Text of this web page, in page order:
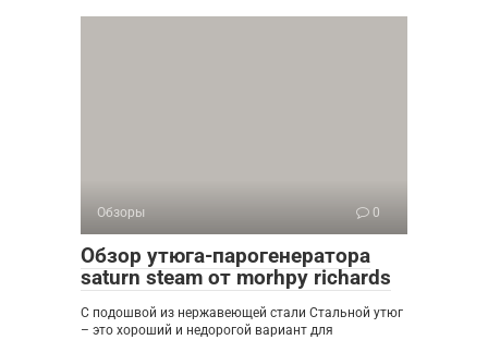
Обзоры 0
Обзор утюга-парогенератора
saturn steam от morhpy richards
С подошвой из нержавеющей стали Стальной утюг
– это хороший и недорогой вариант для